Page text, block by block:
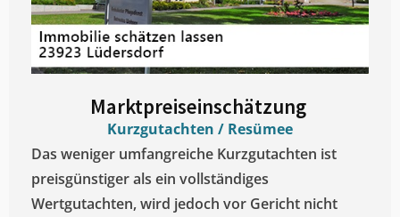
Marktpreiseinschätzung ​
Kurzgutachten / Resümee
Das weniger umfangreiche Kurzgutachten ist
preisgünstiger als ein vollständiges
Wertgutachten, wird jedoch vor Gericht nicht